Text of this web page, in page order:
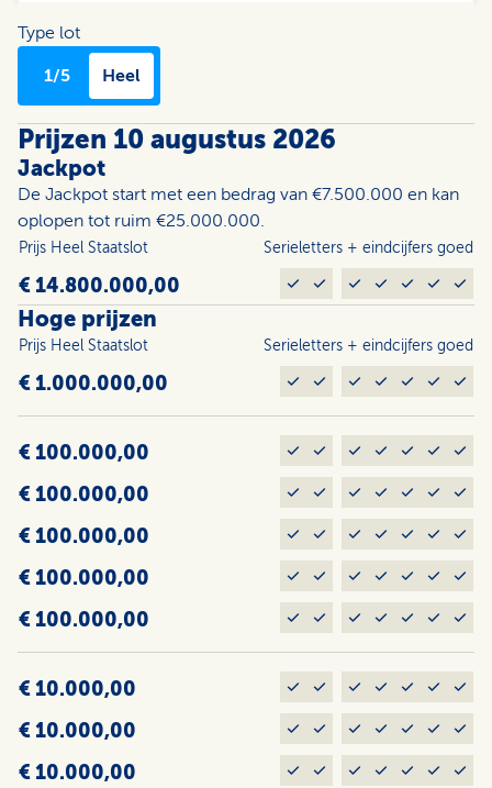
Type lot
1/5 Heel
Prijzen 10 augustus 2026
Jackpot
De Jackpot start met een bedrag van €7.500.000 en kan
oplopen tot ruim €25.000.000.
Prijs Heel Staats­lot Serieletters + eindcijfers goed
€ 14.800.000,00
Hoge prijzen
Prijs Heel Staats­lot Serieletters + eindcijfers goed
€ 1.000.000,00
€ 100.000,00
€ 100.000,00
€ 100.000,00
€ 100.000,00
€ 100.000,00
€ 10.000,00
€ 10.000,00
€ 10.000,00